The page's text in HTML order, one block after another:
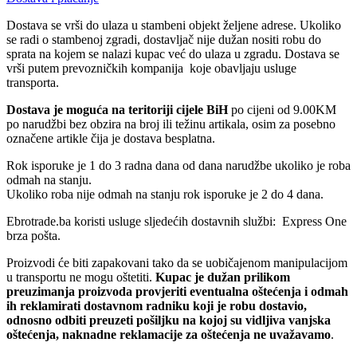
Dostava se vrši do ulaza u stambeni objekt željene adrese. Ukoliko
se radi o stambenoj zgradi, dostavljač nije dužan nositi robu do
sprata na kojem se nalazi kupac već do ulaza u zgradu. Dostava se
vrši putem prevozničkih kompanija koje obavljaju usluge
transporta.
Dostava je moguća na teritoriji cijele BiHpo cijeni od 9.00KM
po narudžbi bez obzira na broj ili težinu artikala, osim za posebno
označene artikle čija je dostava besplatna.
Rok isporuke je 1 do 3 radna dana od dana narudžbe ukoliko je roba
odmah na stanju.
Ukoliko roba nije odmah na stanju rok isporuke je 2 do 4 dana.
Ebrotrade.ba koristi usluge sljedećih dostavnih službi: Express One
brza pošta.
Proizvodi će biti zapakovani tako da se uobičajenom manipulacijom
u transportu ne mogu oštetiti. Kupac je dužan prilikom
preuzimanja proizvoda provjeriti eventualna oštećenja i odmah
ih reklamirati dostavnom radniku koji je robu dostavio,
odnosno odbiti preuzeti pošiljku na kojoj su vidljiva vanjska
oštećenja, naknadne reklamacije za oštećenja ne uvažavamo.